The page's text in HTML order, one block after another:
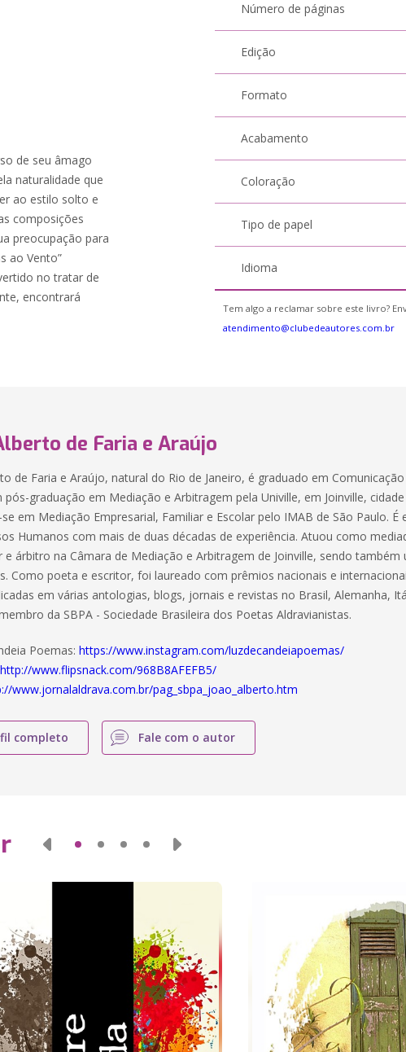
de seu âmago
naturalidade que
ao estilo solto e
composições
preocupação para
ao Vento”
no tratar de
encontrará
Número de páginas
Edição
Formato
Acabamento
Coloração
Tipo de papel
Idioma
Tem algo a reclamar sobre este livro?
atendimento@clubedeautores.com.br
de Faria e Araújo
de Faria e Araújo, natural do Rio de Janeiro, é graduado em
pós-graduação em Mediação e Arbitragem pela Univille, em Joinville,
em Mediação Empresarial, Familiar e Escolar pelo IMAB de São Paulo. É
Humanos com mais de duas décadas de experiência. Atuou como
e árbitro na Câmara de Mediação e Arbitragem de Joinville, sendo também
Como poeta e escritor, foi laureado com prêmios nacionais e
em várias antologias, blogs, jornais e revistas no Brasil, Alemanha,
da SBPA - Sociedade Brasileira dos Poetas Aldravianistas.
Poemas:https://www.instagram.com/luzdecandeiapoemas/
http://www.flipsnack.com/968B8AFEFB5/
www.jornalaldrava.com.br/pag_sbpa_joao_alberto.htm
completo Fale com o autor